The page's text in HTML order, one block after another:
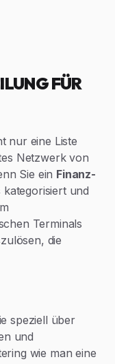
FÜR
nur eine Liste
Netzwerk von
Sie ein Finanz-
und
Terminals
die
speziell über
und
wie man eine